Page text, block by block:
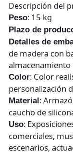
Descripción del
Peso: 15 kg
Plazo de
Detalles de
de madera con
almacenamiento
Color: Color
personalización
Material :
caucho de
Uso:
comerciales,
escenarios,